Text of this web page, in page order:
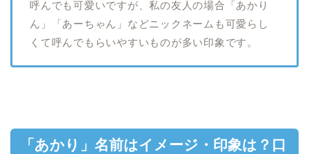
呼んでも可愛いですが、私の友人の場合「あかり
ん」「あーちゃん」などニックネームも可愛らし
くて呼んでもらいやすいものが多い印象です。
「あかり」名前はイメージ・印象は？口